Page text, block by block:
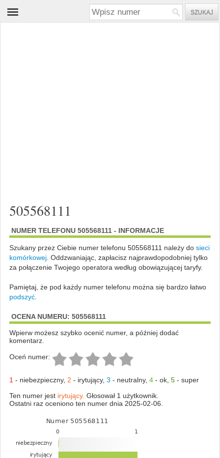
505568111
NUMER TELEFONU 505568111 - INFORMACJE
Szukany przez Ciebie numer telefonu 505568111 należy do sieci
komórkowej. Oddzwaniając, zapłacisz najprawdopodobniej tylko
za połączenie Twojego operatora według obowiązującej taryfy.
Pamiętaj, że pod każdy numer telefonu można się bardzo łatwo
podszyć.
OCENA NUMERU: 505568111
Wpierw możesz szybko ocenić numer, a później dodać
komentarz.
Oceń numer:
1 - niebezpieczny, 2 - irytujący, 3 - neutralny, 4- ok, 5- super
Ten numer jest irytujący. Głosował 1 użytkownik.
Ostatni raz oceniono ten numer dnia 2025-02-06.